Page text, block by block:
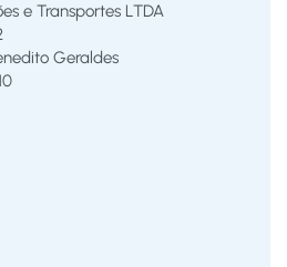
e Transportes LTDA
Geraldes